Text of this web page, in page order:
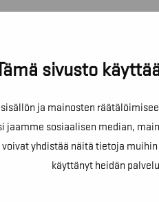
sivusto
ja mainosten
jaamme sosiaalisen median,
yhdistää näitä tietoja
käyttänyt heidän
tai ihan